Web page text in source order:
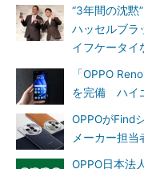
“3年間の沈黙
ハッセルブラ
イフケータイ
「OPPO
を完備 ハイ
OPPOがFind
メーカー担
OPPO日本法